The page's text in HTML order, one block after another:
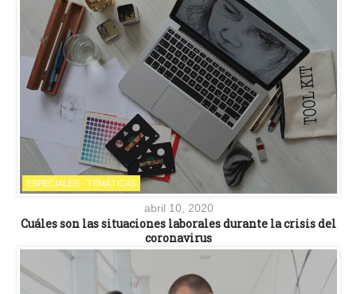
ESPECIALES - TEMÁTICAS
abril 10, 2020
Cuáles son las situaciones laborales durante la crisis del
coronavirus